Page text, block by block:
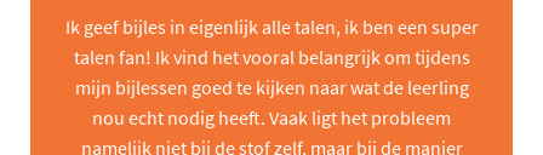
Ik geef bijles in eigenlijk alle talen, ik ben een super
talen fan! Ik vind het vooral belangrijk om tijdens
mijn bijlessen goed te kijken naar wat de leerling
nou echt nodig heeft. Vaak ligt het probleem
namelijk niet bij de stof zelf, maar bij de manier